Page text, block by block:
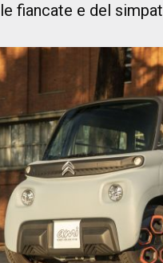
fiancate e del